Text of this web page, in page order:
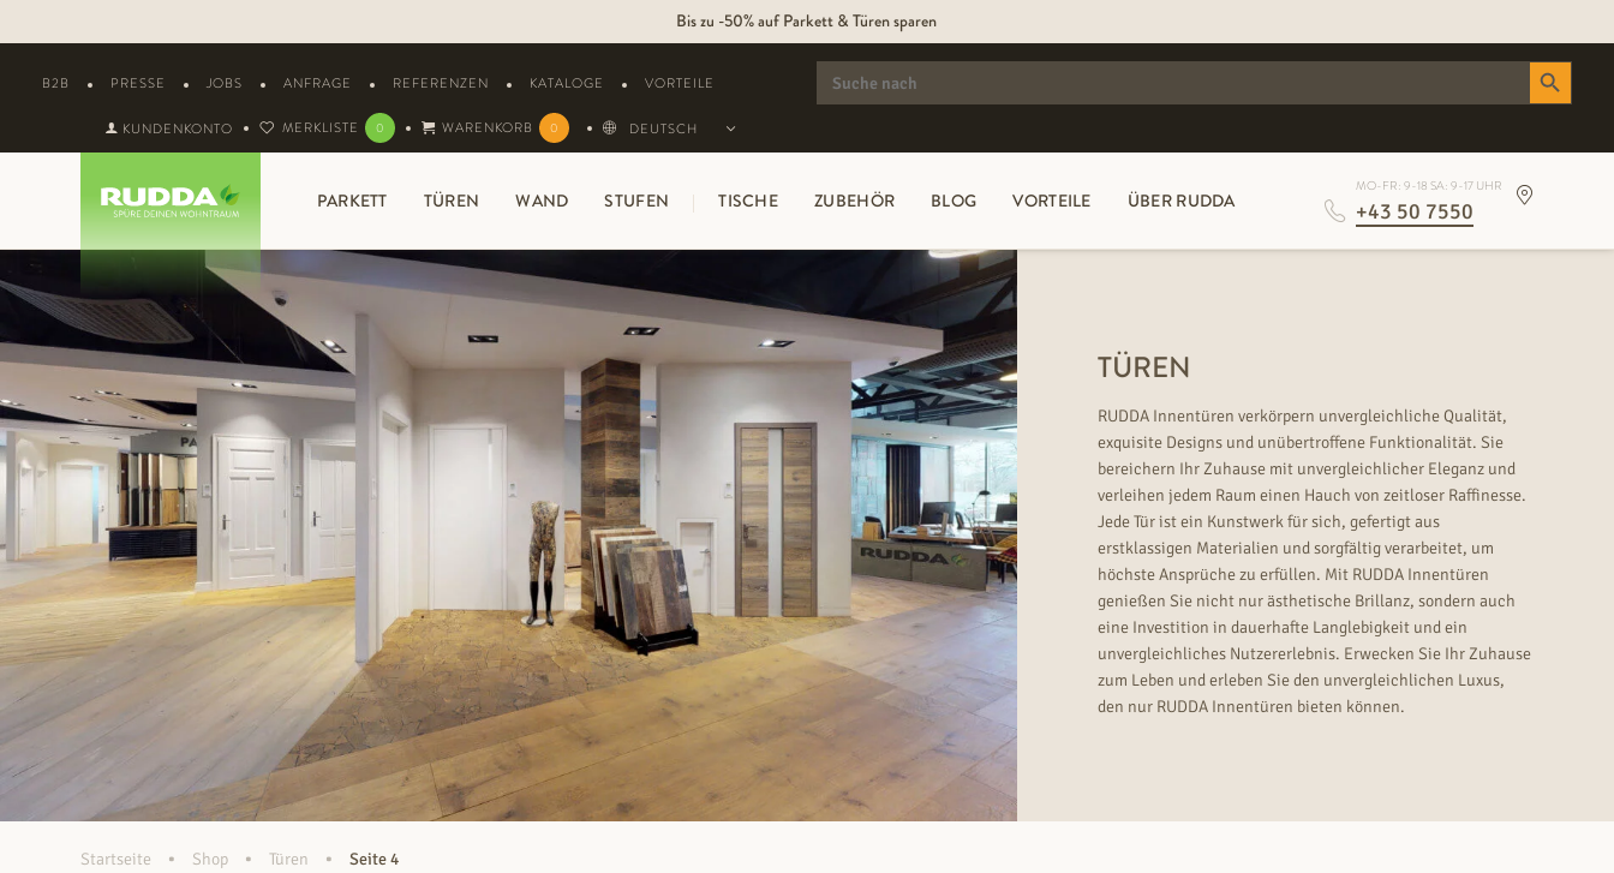
Bis zu -50% auf Parkett & Türen sparen
B2B PRESSE JOBS ANFRAGE REFERENZEN KATALOGE VORTEILE
SEARCH
FOR:
Search Button
KUNDENKONTO MERKLISTE 0 WARENKORB 0 DEUTSCH
PARKETT TÜREN WAND STUFEN TISCHE ZUBEHÖR BLOG VORTEILE ÜBER RUDDA
MO-FR: 9-18 SA: 9-17 UHR
+43 50 7550
TÜREN
RUDDA Innentüren verkörpern unvergleichliche Qualität,
exquisite Designs und unübertroffene Funktionalität. Sie
bereichern Ihr Zuhause mit unvergleichlicher Eleganz und
verleihen jedem Raum einen Hauch von zeitloser Raffinesse.
Jede Tür ist ein Kunstwerk für sich, gefertigt aus
erstklassigen Materialien und sorgfältig verarbeitet, um
höchste Ansprüche zu erfüllen. Mit RUDDA Innentüren
genießen Sie nicht nur ästhetische Brillanz, sondern auch
eine Investition in dauerhafte Langlebigkeit und ein
unvergleichliches Nutzererlebnis. Erwecken Sie Ihr Zuhause
zum Leben und erleben Sie den unvergleichlichen Luxus,
den nur RUDDA Innentüren bieten können.
Startseite • Shop • Türen • Seite 4